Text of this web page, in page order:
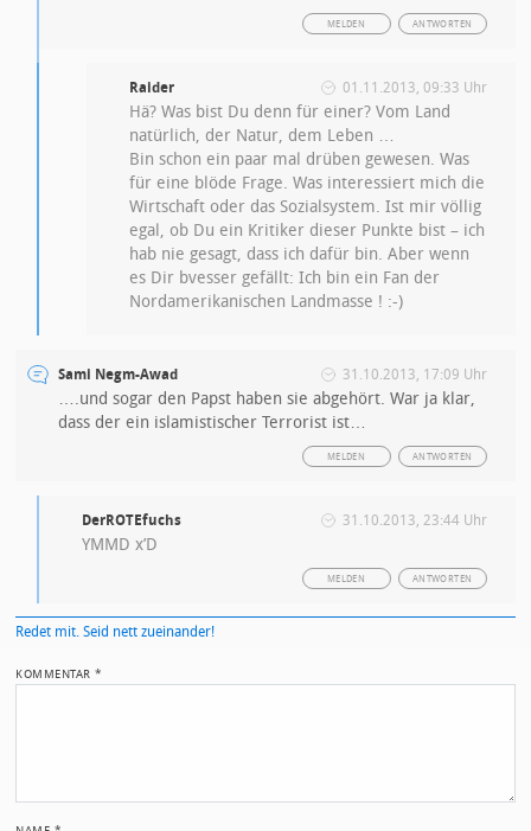
ANTWORTEN
MELDEN
Raider 01.11.2013, 09:33 Uhr
Hä? Was bist Du denn für einer? Vom Land
natürlich, der Natur, dem Leben …
Bin schon ein paar mal drüben gewesen. Was
für eine blöde Frage. Was interessiert mich die
Wirtschaft oder das Sozialsystem. Ist mir völlig
egal, ob Du ein Kritiker dieser Punkte bist – ich
hab nie gesagt, dass ich dafür bin. Aber wenn
es Dir bvesser gefällt: Ich bin ein Fan der
Nordamerikanischen Landmasse ! :-)
Sami Negm-Awad 31.10.2013, 17:09 Uhr
….und sogar den Papst haben sie abgehört. War ja klar,
dass der ein islamistischer Terrorist ist…
ANTWORTEN
MELDEN
DerROTEfuchs 31.10.2013, 23:44 Uhr
YMMD x’D
ANTWORTEN
MELDEN
Redet mit. Seid nett zueinander!
KOMMENTAR*